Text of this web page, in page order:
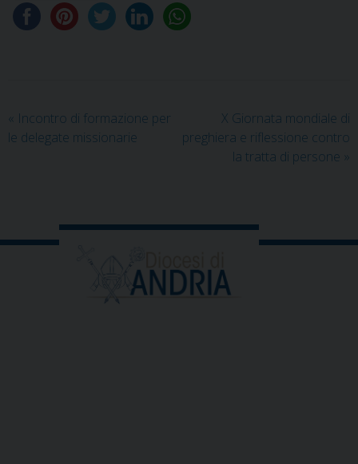
« Incontro di formazione per
le delegate missionarie
X Giornata mondiale di
preghiera e riflessione contro
la tratta di persone »